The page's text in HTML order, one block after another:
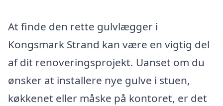
At finde den rette gulvlægger i
Kongsmark Strand kan være en vigtig del
af dit renoveringsprojekt. Uanset om du
ønsker at installere nye gulve i stuen,
køkkenet eller måske på kontoret, er det